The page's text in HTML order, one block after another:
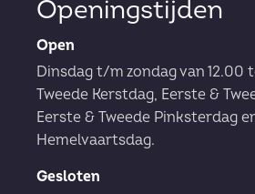
Openingstijden
Open
Dinsdag t/m zondag van 12.00
Tweede Kerstdag, Eerste &
Eerste & Tweede Pinksterdag
Hemelvaartsdag.
Gesloten